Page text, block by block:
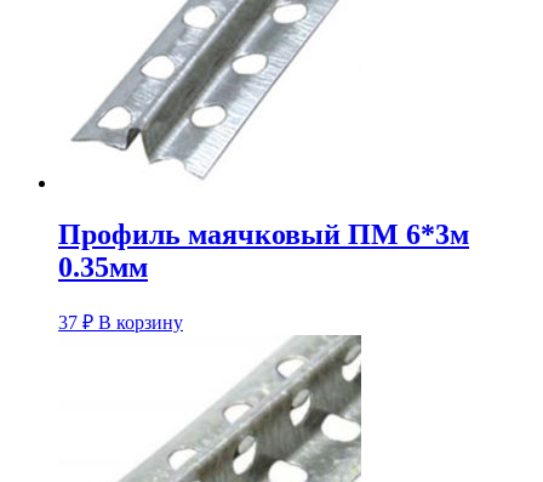
Профиль маячковый ПМ 6*3м
0.35мм
37 ₽ В корзину